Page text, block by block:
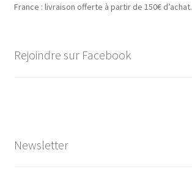
France : livraison offerte à partir de 150€ d’achat.
Rejoindre sur Facebook
Newsletter